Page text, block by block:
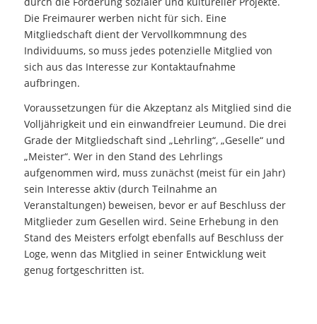
Die Freimaurer werben nicht für sich. Eine
Mitgliedschaft dient der Vervollkommnung des
Individuums, so muss jedes potenzielle Mitglied von
sich aus das Interesse zur Kontaktaufnahme
aufbringen.
Voraussetzungen für die Akzeptanz als Mitglied sind die
Volljährigkeit und ein einwandfreier Leumund. Die drei
Grade der Mitgliedschaft sind „Lehrling“, „Geselle“ und
„Meister“. Wer in den Stand des Lehrlings
aufgenommen wird, muss zunächst (meist für ein Jahr)
sein Interesse aktiv (durch Teilnahme an
Veranstaltungen) beweisen, bevor er auf Beschluss der
Mitglieder zum Gesellen wird. Seine Erhebung in den
Stand des Meisters erfolgt ebenfalls auf Beschluss der
Loge, wenn das Mitglied in seiner Entwicklung weit
genug fortgeschritten ist.